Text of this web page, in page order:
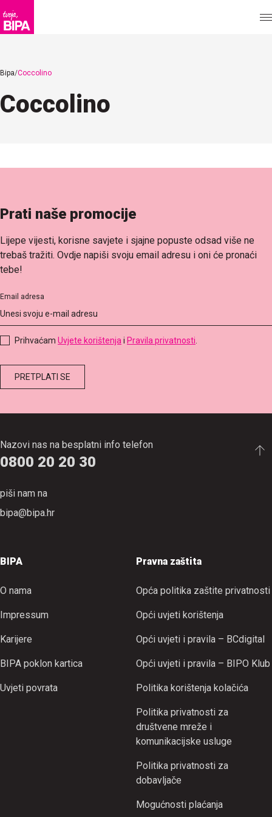
Bipa Coccolino
Coccolino
Nazovi nas na besplatni info telefon
0800 20 20 30
piši nam na
bipa@bipa.hr
BIPA
O nama
Impressum
Karijere
BIPA poklon kartica
Uvjeti povrata
Pravna zaštita
Opća politika zaštite privatnosti
Opći uvjeti korištenja
Opći uvjeti i pravila – BCdigital
Opći uvjeti i pravila – BIPO Klub
Politika korištenja kolačića
Politika privatnosti za
društvene mreže i
komunikacijske usluge
Politika privatnosti za
dobavljače
Mogućnosti plaćanja
Prati naše promocije
Lijepe vijesti, korisne savjete i sjajne popuste odsad više ne
trebaš tražiti. Ovdje napiši svoju email adresu i oni će pronaći
tebe!
Email adresa
Prihvaćam Uvjete korištenja i Pravila privatnosti